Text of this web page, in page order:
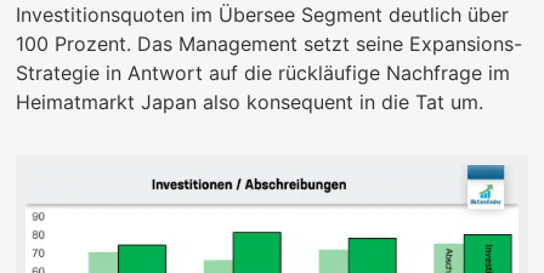
Investitionsquoten im Übersee Segment deutlich über
100 Prozent. Das Management setzt seine Expansions-
Strategie in Antwort auf die rückläufige Nachfrage im
Heimatmarkt Japan also konsequent in die Tat um.